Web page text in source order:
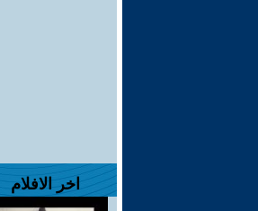
اخر الافلام